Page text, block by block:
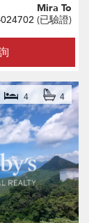
Mira To
(已驗證)
4 4